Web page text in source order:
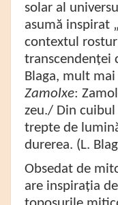
solar al
asumă inspirat
contextul
transcendenței
Blaga, mult
Zamolxe:
zeu./ Din
trepte de
durerea. (L.
Obsedat de
are inspirația